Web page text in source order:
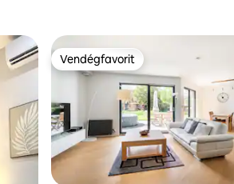
Vendégfavorit
Vendégfavorit